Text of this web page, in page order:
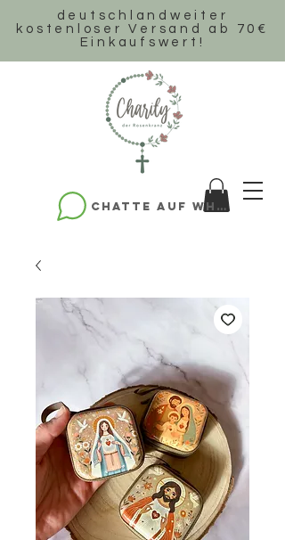
deutschlandweiter
k ostenloser Versand ab 70€
Einkaufswert!
Chatte auf WhatsApp